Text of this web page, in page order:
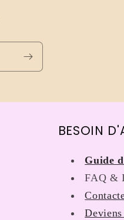
BESOIN
Guide
FAQ &